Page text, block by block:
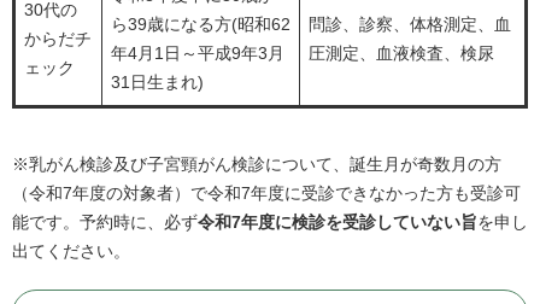
30代の
からだチ
ェック
ら39歳になる方(昭和62
年4月1日～平成9年3月
31日生まれ)
問診、診察、体格測定、血
圧測定、血液検査、検尿
※乳がん検診及び子宮頸がん検診について、誕生月が奇数月の方
（令和7年度の対象者）で令和7年度に受診できなかった方も受診可
能です。予約時に、必ず令和7年度に検診を受診していない旨を申し
出てください。